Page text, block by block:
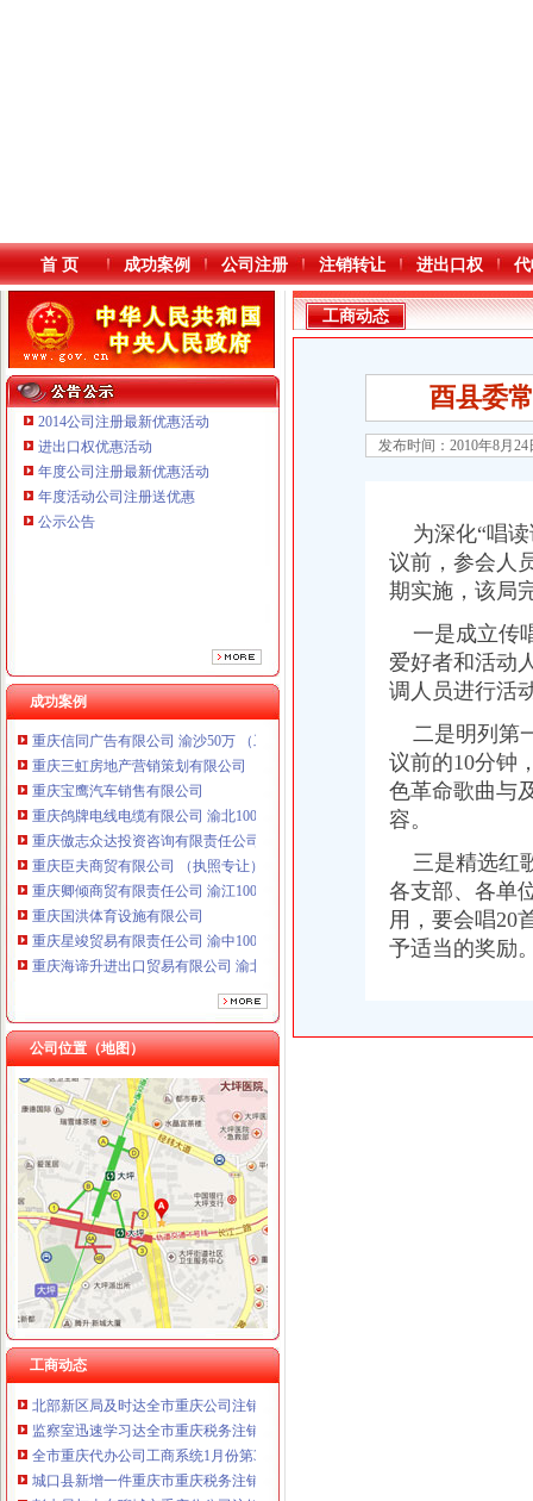
本站导航
首 页 成功案例 公司注册 注销转让 进出口权
2014公司注册最新优惠活动
进出口权优惠活动
年度公司注册最新优惠活动
年度活动公司注册送优惠
公示公告
成功案例
重庆鸽牌电线电缆有限公司 渝北10010万 (进出口权)
重庆星竣贸易有限责任公司 渝中100万 （进出口权）
重庆海谛升进出口贸易有限公司 渝北100万 （进出口权）
重庆奕欣锦诚商贸有限公司 渝九50万 （工商注册）
重庆信同广告有限公司 渝沙50万 （工商注册）
重庆三虹房地产营销策划有限公司
重庆宝鹰汽车销售有限公司
重庆鸽牌电线电缆有限公司 渝北10010万 (进出口权)
重庆傲志众达投资咨询有限责任公司 渝九1000万 （增资）
重庆臣夫商贸有限公司 （执照专让）
重庆卿倾商贸有限责任公司 渝江100万 （工商注册）
重庆国洪体育设施有限公司
重庆星竣贸易有限责任公司 渝中100万 （进出口权）
重庆海谛升进出口贸易有限公司 渝北100万 （进出口权）
重庆奕欣锦诚商贸有限公司 渝九50万 （工商注册）
重庆信同广告有限公司 渝沙50万 （工商注册）
重庆三虹房地产营销策划有限公司
重庆宝鹰汽车销售有限公司
公司位置（地图）
工商动态
工商动态
大足局重庆税务注销查处一起商业贿赂案
沙坪坝局重庆税务注销认真开展房地产广告整
南岸局与公安部门构建“三项机制”重庆分公司注销推动食品安全专项整工作
江北局查处一起销售侵“牌”重庆代办公司注册商标专用权洋酒案
拓展工商职能 落实“五个更加”重庆公司注销 市召开全市工商行政管理工作会议
市局六项措施推进“双”重庆营业执照注销行动后期工作
市重庆公司注销消处迅速达贯彻全市工商工作会议精
北部新区局及时达全市重庆公司注销工商行政管理工作会议精
监察室迅速学习达全市重庆税务注销工商工作会精
全市重庆代办公司工商系统1月份第3周开展击侵知识产权和制售冒伪劣商品专
城口县新增一件重庆市重庆税务注销著名商标
彭水局与山东聊城市重庆分公司注销工商局建立结对扶贫协作工作机制
工商动态
酉县委
发布时间：2010年8月
为深化“唱读
议前，参会人
期实施，该局
一是成立传
爱好者和活动
调人员进行活
二是明列第
议前的10分钟
色革命歌曲与
容。
三是精选红
各支部、各单
用，要会唱20
予适当的奖励